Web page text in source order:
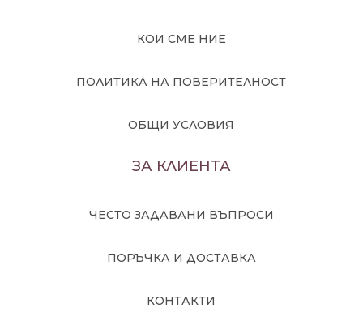
КОИ СМЕ НИЕ
ПОЛИТИКА НА ПОВЕРИТЕЛНОСТ
ОБЩИ УСЛОВИЯ
ЗА КЛИЕНТА
ЧЕСТО ЗАДАВАНИ ВЪПРОСИ
ПОРЪЧКА И ДОСТАВКА
КОНТАКТИ